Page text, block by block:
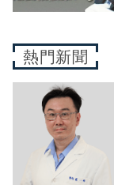
熱門新聞